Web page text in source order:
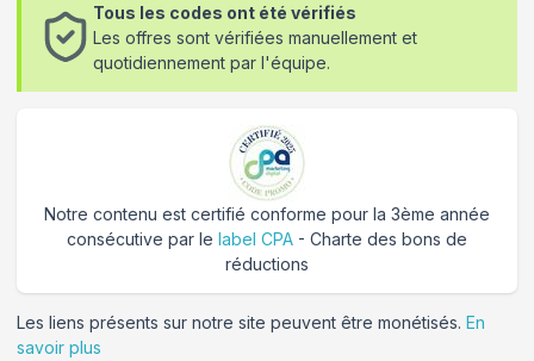
Tous les codes ont été vérifiés
Les offres sont vérifiées manuellement et
quotidiennement par l'équipe.
Notre contenu est certifié conforme pour la 3ème année
consécutive par le label CPA - Charte des bons de
réductions
Les liens présents sur notre site peuvent être monétisés. En
savoir plus